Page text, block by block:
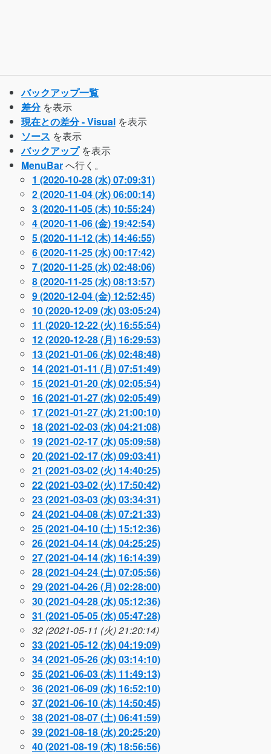
バックアップ一覧
差分を表示
現在との差分 - Visual を表示
ソース を表示
バックアップを表示
MenuBarへ行く。
1 (2020-10-28 (水) 07:09:31)
2 (2020-11-04 (水) 06:00:14)
3 (2020-11-05 (木) 10:55:24)
4 (2020-11-06 (金) 19:42:54)
5 (2020-11-12 (木) 14:46:55)
6 (2020-11-25 (水) 00:17:42)
7 (2020-11-25 (水) 02:48:06)
8 (2020-11-25 (水) 08:13:57)
9 (2020-12-04 (金) 12:52:45)
10 (2020-12-09 (水) 03:05:24)
11 (2020-12-22 (火) 16:55:54)
12 (2020-12-28 (月) 16:29:53)
13 (2021-01-06 (水) 02:48:48)
14 (2021-01-11 (月) 07:51:49)
15 (2021-01-20 (水) 02:05:54)
16 (2021-01-27 (水) 02:05:49)
17 (2021-01-27 (水) 21:00:10)
18 (2021-02-03 (水) 04:21:08)
19 (2021-02-17 (水) 05:09:58)
20 (2021-02-17 (水) 09:03:41)
21 (2021-03-02 (火) 14:40:25)
22 (2021-03-02 (火) 17:50:42)
23 (2021-03-03 (水) 03:34:31)
24 (2021-04-08 (木) 07:21:33)
25 (2021-04-10 (土) 15:12:36)
26 (2021-04-14 (水) 04:25:25)
27 (2021-04-14 (水) 16:14:39)
28 (2021-04-24 (土) 07:05:56)
29 (2021-04-26 (月) 02:28:00)
30 (2021-04-28 (水) 05:12:36)
31 (2021-05-05 (水) 05:47:28)
32 (2021-05-11 (火) 21:20:14)
33 (2021-05-12 (水) 04:19:09)
34 (2021-05-26 (水) 03:14:10)
35 (2021-06-03 (木) 11:49:13)
36 (2021-06-09 (水) 16:52:10)
37 (2021-06-10 (木) 14:50:45)
38 (2021-08-07 (土) 06:41:59)
39 (2021-08-18 (水) 20:25:20)
40 (2021-08-19 (木) 18:56:56)